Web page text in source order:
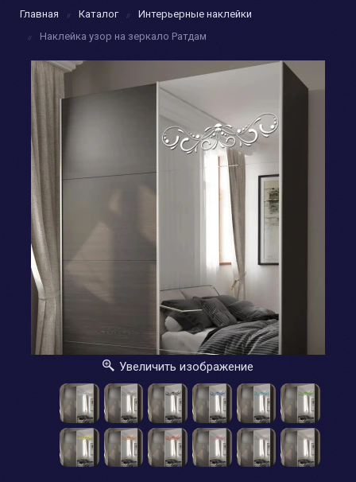
Главная Каталог
Интерьерные наклейки
Наклейка узор на зеркало Ратдам
Увеличить изображение